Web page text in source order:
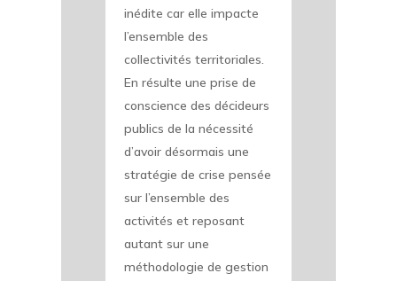
inédite car elle impacte
l’ensemble des
collectivités territoriales.
En résulte une prise de
conscience des décideurs
publics de la nécessité
d’avoir désormais une
stratégie de crise pensée
sur l’ensemble des
activités et reposant
autant sur une
méthodologie de gestion